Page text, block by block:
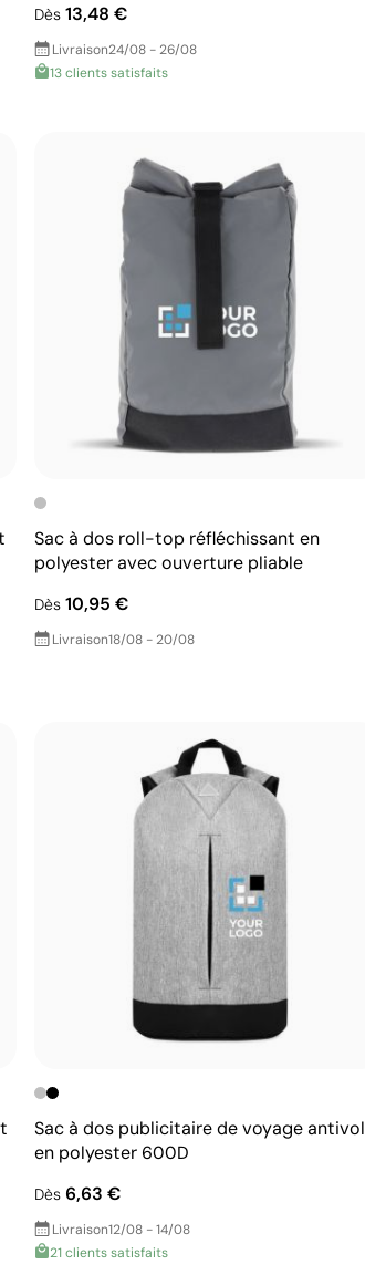
Dès 13,48 €
Livraison24/08 - 26/08
13 clients satisfaits
Sac à dos roll-top réfléchissant en
polyester avec ouverture pliable
Dès 10,95 €
Livraison18/08 - 20/08
Sac à dos publicitaire de voyage antivol
en polyester 600D
Dès 6,63 €
Livraison12/08 - 14/08
21 clients satisfaits